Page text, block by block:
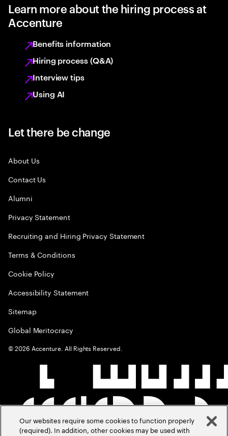
Learn more about the hiring process at
Accenture
Benefits information
Hiring process (Q&A)
Interview tips
Using AI
Let there be change
About Us
Contact Us
Alumni
Privacy Statement
Recruiting and Hiring Privacy Statement
Terms & Conditions
Cookie Policy
Accessibility Statement
Sitemap
Global Meritocracy
©2026 Accenture. All Rights Reserved.
Our websites require some cookies to function properly
(required). In addition, other cookies may be used with